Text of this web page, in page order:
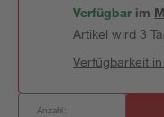
Verfügbar im
Artikel wird 3
Verfügbarkeit
Anzahl: